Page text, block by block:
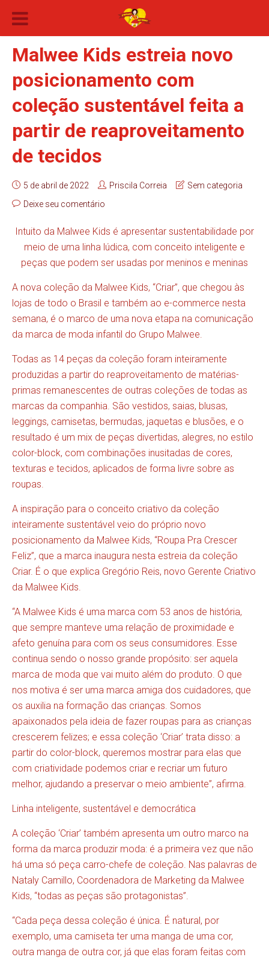
Malwee Kids estreia novo
posicionamento com
coleção sustentável feita a
partir de reaproveitamento
de tecidos
5 de abril de 2022 Priscila Correia
Sem categoria
Deixe seu comentário
Intuito da Malwee Kids é apresentar sustentabilidade por
meio de uma linha lúdica, com conceito inteligente e
peças que podem ser usadas por meninos e meninas
A nova coleção da Malwee Kids, “Criar”, que chegou às
lojas de todo o Brasil e também ao e-commerce nesta
semana, é o marco de uma nova etapa na comunicação
da marca de moda infantil do Grupo Malwee.
Todas as 14 peças da coleção foram inteiramente
produzidas a partir do reaproveitamento de matérias-
primas remanescentes de outras coleções de todas as
marcas da companhia. São vestidos, saias, blusas,
leggings, camisetas, bermudas, jaquetas e blusões, e o
resultado é um mix de peças divertidas, alegres, no estilo
color-block, com combinações inusitadas de cores,
texturas e tecidos, aplicados de forma livre sobre as
roupas.
A inspiração para o conceito criativo da coleção
inteiramente sustentável veio do próprio novo
posicionamento da Malwee Kids, “Roupa Pra Crescer
Feliz”, que a marca inaugura nesta estreia da coleção
Criar. É o que explica Gregório Reis, novo Gerente Criativo
da Malwee Kids.
“A Malwee Kids é uma marca com 53 anos de história,
que sempre manteve uma relação de proximidade e
afeto genuína para com os seus consumidores. Esse
continua sendo o nosso grande propósito: ser aquela
marca de moda que vai muito além do produto. O que
nos motiva é ser uma marca amiga dos cuidadores, que
os auxilia na formação das crianças. Somos
apaixonados pela ideia de fazer roupas para as crianças
crescerem felizes; e essa coleção ‘Criar’ trata disso: a
partir do color-block, queremos mostrar para elas que
com criatividade podemos criar e recriar um futuro
melhor, ajudando a preservar o meio ambiente”, afirma.
Linha inteligente, sustentável e democrática
A coleção ‘Criar’ também apresenta um outro marco na
forma da marca produzir moda: é a primeira vez que não
há uma só peça carro-chefe de coleção. Nas palavras de
Nataly Camillo, Coordenadora de Marketing da Malwee
Kids, “todas as peças são protagonistas”.
“Cada peça dessa coleção é única. É natural, por
exemplo, uma camiseta ter uma manga de uma cor,
outra manga de outra cor, já que elas foram feitas com